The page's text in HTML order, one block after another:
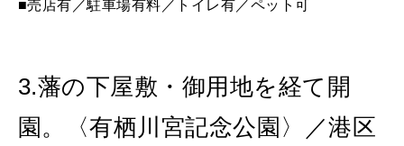
■売店有／駐車場有料／トイレ有／ペット可
3.藩の下屋敷・御用地を経て開
園。〈有栖川宮記念公園〉／港区